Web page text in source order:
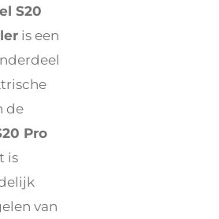
S20
is een
de
Pro
is
van